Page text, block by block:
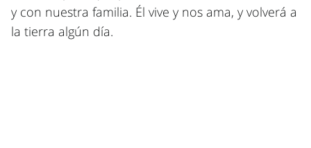
y con nuestra familia. Él vive y nos ama, y volverá a
la tierra algún día.